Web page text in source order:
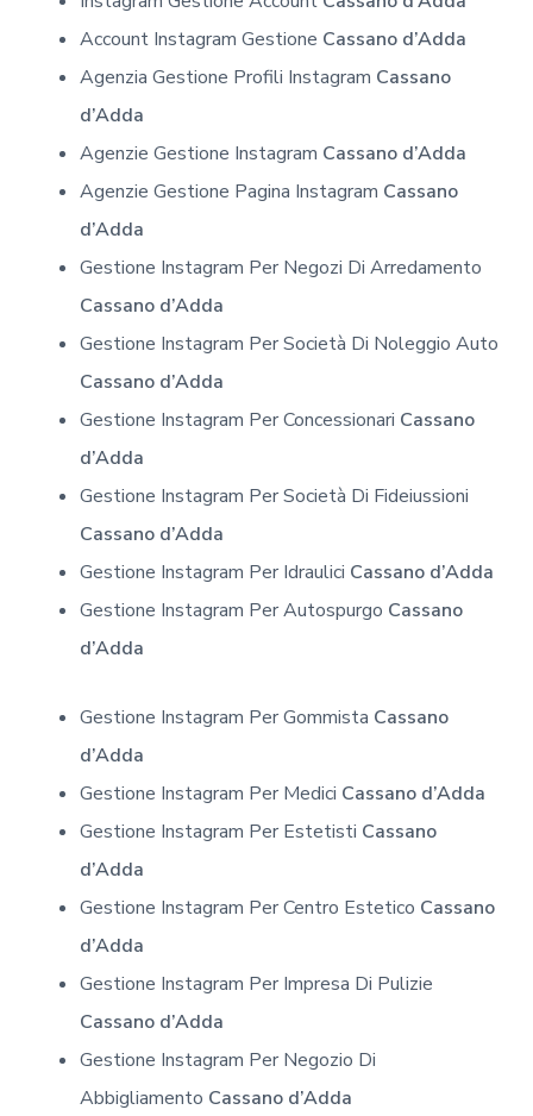
Account Instagram Gestione Cassano d’Adda
Agenzia Gestione Profili Instagram Cassano
d’Adda
Agenzie Gestione Instagram Cassano d’Adda
Agenzie Gestione Pagina Instagram Cassano
d’Adda
Gestione Instagram Per Negozi Di Arredamento
Cassano d’Adda
Gestione Instagram Per Società Di Noleggio Auto
Cassano d’Adda
Gestione Instagram Per Concessionari Cassano
d’Adda
Gestione Instagram Per Società Di Fideiussioni
Cassano d’Adda
Gestione Instagram Per Idraulici Cassano d’Adda
Gestione Instagram Per Autospurgo Cassano
d’Adda
Gestione Instagram Per Gommista Cassano
d’Adda
Gestione Instagram Per Medici Cassano d’Adda
Gestione Instagram Per Estetisti Cassano
d’Adda
Gestione Instagram Per Centro Estetico Cassano
d’Adda
Gestione Instagram Per Impresa Di Pulizie
Cassano d’Adda
Gestione Instagram Per Negozio Di
Abbigliamento Cassano d’Adda